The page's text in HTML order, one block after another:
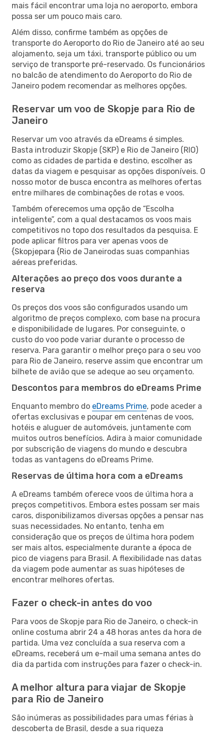
mais fácil encontrar uma loja no aeroporto, embora
possa ser um pouco mais caro.
Além disso, confirme também as opções de
transporte do Aeroporto do Rio de Janeiro até ao seu
alojamento, seja um táxi, transporte público ou um
serviço de transporte pré-reservado. Os funcionários
no balcão de atendimento do Aeroporto do Rio de
Janeiro podem recomendar as melhores opções.
Reservar um voo de Skopje para Rio de
Janeiro
Reservar um voo através da eDreams é simples.
Basta introduzir Skopje (SKP) e Rio de Janeiro (RIO)
como as cidades de partida e destino, escolher as
datas da viagem e pesquisar as opções disponíveis. O
nosso motor de busca encontra as melhores ofertas
entre milhares de combinações de rotas e voos.
Também oferecemos uma opção de “Escolha
inteligente”, com a qual destacamos os voos mais
competitivos no topo dos resultados da pesquisa. E
pode aplicar filtros para ver apenas voos de
{Skopjepara {Rio de Janeirodas suas companhias
aéreas preferidas.
Alterações ao preço dos voos durante a
reserva
Os preços dos voos são configurados usando um
algoritmo de preços complexo, com base na procura
e disponibilidade de lugares. Por conseguinte, o
custo do voo pode variar durante o processo de
reserva. Para garantir o melhor preço para o seu voo
para Rio de Janeiro, reserve assim que encontrar um
bilhete de avião que se adeque ao seu orçamento.
Descontos para membros do eDreams Prime
Enquanto membro do eDreams Prime, pode aceder a
ofertas exclusivas e poupar em centenas de voos,
hotéis e aluguer de automóveis, juntamente com
muitos outros benefícios. Adira à maior comunidade
por subscrição de viagens do mundo e descubra
todas as vantagens do eDreams Prime.
Reservas de última hora com a eDreams
A eDreams também oferece voos de última hora a
preços competitivos. Embora estes possam ser mais
caros, disponibilizamos diversas opções a pensar nas
suas necessidades. No entanto, tenha em
consideração que os preços de última hora podem
ser mais altos, especialmente durante a época de
pico de viagens para Brasil. A flexibilidade nas datas
da viagem pode aumentar as suas hipóteses de
encontrar melhores ofertas.
Fazer o check-in antes do voo
Para voos de Skopje para Rio de Janeiro, o check-in
online costuma abrir 24 a 48 horas antes da hora de
partida. Uma vez concluída a sua reserva com a
eDreams, receberá um e-mail uma semana antes do
dia da partida com instruções para fazer o check-in.
A melhor altura para viajar de Skopje
para Rio de Janeiro
São inúmeras as possibilidades para umas férias à
descoberta de Brasil, desde a sua riqueza